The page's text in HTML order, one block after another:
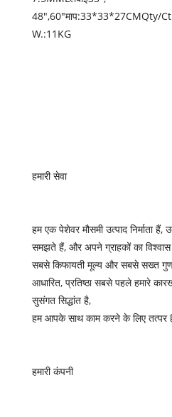
48″,60″माप:33*33*27CMQty/
W.:11KG
हमारी सेवा
हम एक पेशेवर मौसमी उत्पाद निर्माता हैं,
समझते हैं, और अपने ग्राहकों का
सबसे किफायती मूल्य और सबसे सख्त
आधारित, प्रतिष्ठा सबसे पहले हमारे
सुसंगत सिद्धांत है,
हम आपके साथ काम करने के लिए तत्पर
हमारी कंपनी